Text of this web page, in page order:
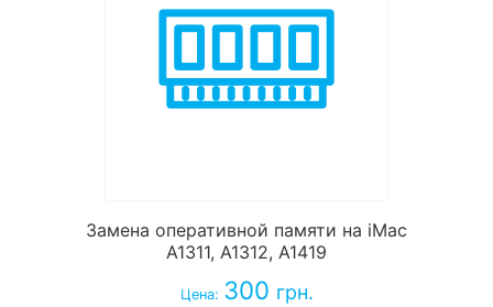
Замена оперативной памяти на iMac
A1311, A1312, A1419
Цена: 300 грн.